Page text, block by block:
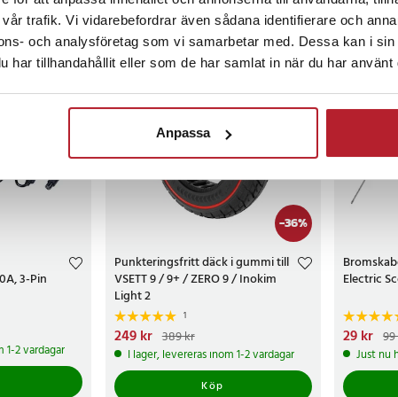
trafik. Vi vidarebefordrar även sådana identifierare och
och analysföretag som vi samarbetar med. Dessa kan i
har tillhandahållit eller som de har samlat in när du har använt
Anpassa
3-Pin
1-2 vardagar
-36%
Punkteringsfritt däck i gummi till
VSETT 9 / 9+ / ZERO 9 / Inokim
Light 2
1
Nuvarande pris
389 kr
249 kr 389 kr
I lager, levereras inom 1-2 vardagar
Köp
Electric
99 kr
29 kr
Just nu